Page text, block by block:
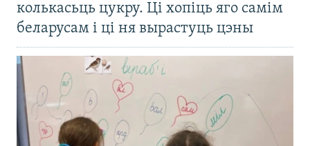
колькасьць цукру. Ці хопіць яго самім
беларусам і ці ня вырастуць цэны